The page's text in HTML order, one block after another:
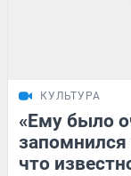
КУЛЬТУРА
«Ему было
что